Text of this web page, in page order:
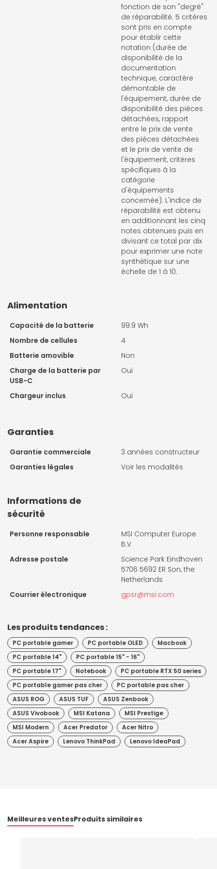
fonction de son "degré"
de réparabilité. 5 critères
sont pris en compte
pour établir cette
notation (durée de
disponibilité de la
documentation
technique, caractère
démontable de
l'équipement, durée de
disponibilité des pièces
détachées, rapport
entre le prix de vente
des pièces détachées
et le prix de vente de
l'équipement, critères
spécifiques à la
catégorie
d'équipements
concernée). L'indice de
réparabilité est obtenu
en additionnant les cinq
notes obtenues puis en
divisant ce total par dix
pour exprimer une note
synthétique sur une
échelle de 1 à 10.
Alimentation
Capacité de la batterie
99.9 Wh
Nombre de cellules
4
Batterie amovible
Non
Charge de la batterie par
USB-C
Oui
Chargeur inclus Oui
Garanties
Garantie commerciale
3 années constructeur
Garanties légales
Voir les modalités
Informations de
sécurité
Personne responsable
MSI Computer Europe
B.V
Adresse postale
Science Park Eindhoven
5706 5692 ER Son, the
Netherlands
Courrier électronique
gpsr@msi.com
Les produits tendances :
PC portable gamer PC portable OLED
Macbook
PC portable 14"
PC portable 15" - 16"
PC portable 17"
Notebook
PC portable RTX 50 series
PC portable gamer pas cher
PC portable pas cher
ASUS ROG
ASUS TUF
ASUS Zenbook
ASUS Vivobook
MSI Katana
MSI Prestige
MSI Modern
Acer Predator
Acer Nitro
Acer Aspire
Lenovo ThinkPad Lenovo IdeaPad
Meilleures ventesProduits similaires